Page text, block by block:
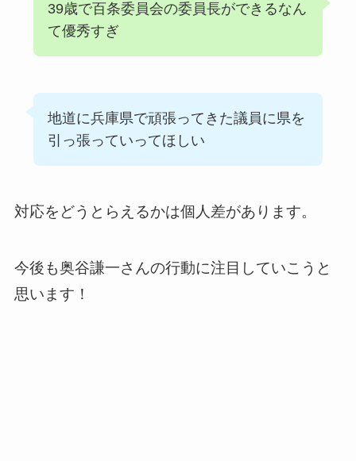
39歳で百条委員会の委員長ができるなん
て優秀すぎ
地道に兵庫県で頑張ってきた議員に県を
引っ張っていってほしい
対応をどうとらえるかは個人差があります。
今後も奥谷謙一さんの行動に注目していこうと
思います！